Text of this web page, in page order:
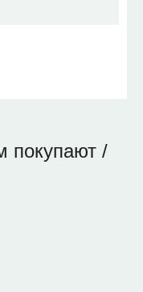
покупают /